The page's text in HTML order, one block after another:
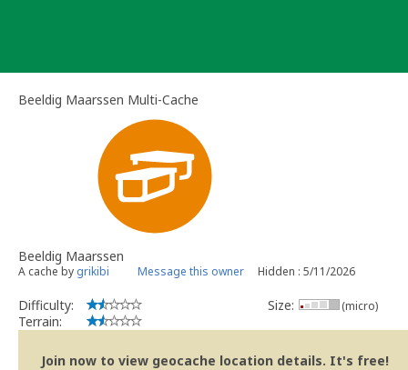
Beeldig Maarssen Multi-Cache
Beeldig Maarssen
A cache by grikibi Message this owner Hidden : 5/11/2026
Difficulty:
Terrain:
Size: (micro)
Join now to view geocache location details. It's free!